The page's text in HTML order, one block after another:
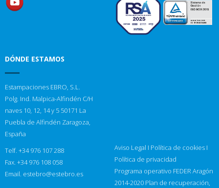
DÓNDE ESTAMOS
Estampaciones EBRO, S.L.
Polg. Ind. Malpica-Alfindén C/H
naves 10, 12, 14 y 5 50171 La
Puebla de Alfindén Zaragoza,
España
Telf. +34 976 107 288
Fax. +34 976 108 058
Email. estebro@estebro.es
Aviso Legal I Política de cookies I
Política de privacidad
Programa operativo FEDER Aragón
2014-2020 Plan de recuperación,